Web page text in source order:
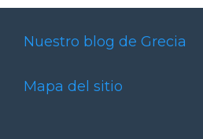
Nuestro blog de Grecia
Mapa del sitio